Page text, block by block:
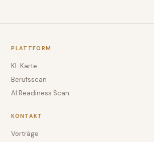
PLATTFORM
KI-Karte
Berufsscan
AI Readiness Scan
KONTAKT
Vorträge